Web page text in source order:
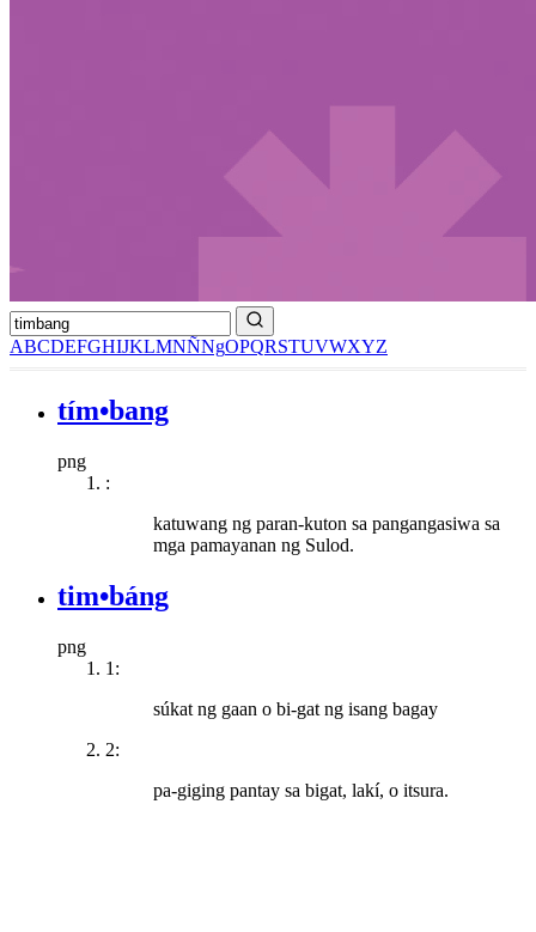
ABCDEFGHIJKLMNÑNgOPQRSTUVWXYZ
tím•bang
png
:
katuwang ng paran-kuton sa pangangasiwa sa
mga pamayanan ng Sulod.
tim•báng
png
1:
súkat ng gaan o bi-gat ng isang bagay
2:
pa-giging pantay sa bigat, lakí, o itsura.